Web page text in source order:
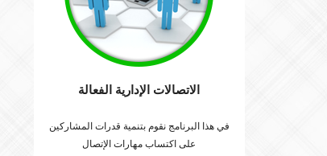
الاتصالات الإدارية الفعالة
في هذا البرنامج نقوم بتنمية قدرات المشاركين
على اكتساب مهارات الإتصال